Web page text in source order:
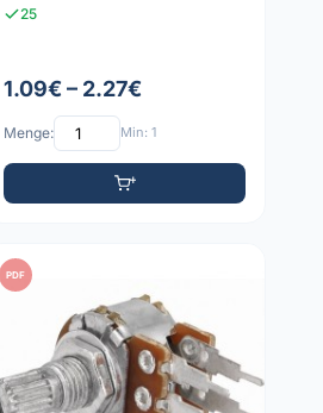
25
1.09€ – 2.27€
Menge: Min: 1
PDF